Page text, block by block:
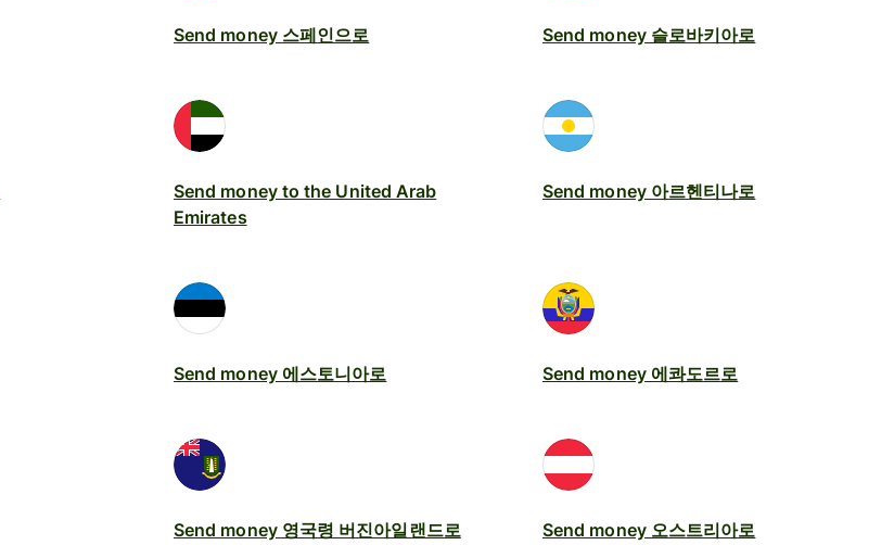
Send money 스페인으로 Send money 슬로바키아로
Send money to the United Arab
Emirates
Send money 아르헨티나로
Send money 에스토니아로 Send money 에콰도르로
Send money 영국령 버진아일랜드로 Send money 오스트리아로